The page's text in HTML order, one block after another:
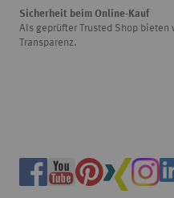
Sicherheit beim Online-Kauf
Als geprüfter Trusted Shop bieten
Transparenz.